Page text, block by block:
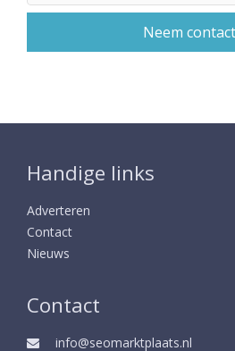
Handige links
Adverteren
Contact
Nieuws
Contact
info@seomarktplaats.nl